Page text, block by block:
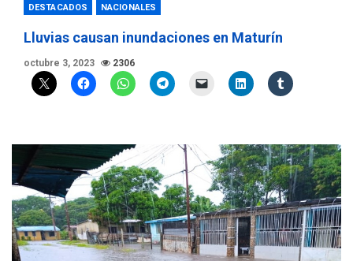
DESTACADOS NACIONALES
Lluvias causan inundaciones en Maturín
octubre 3, 2023 2306